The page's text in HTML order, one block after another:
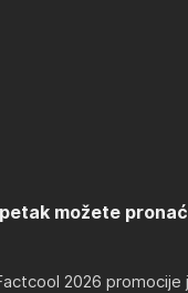
možete
2026 promocije